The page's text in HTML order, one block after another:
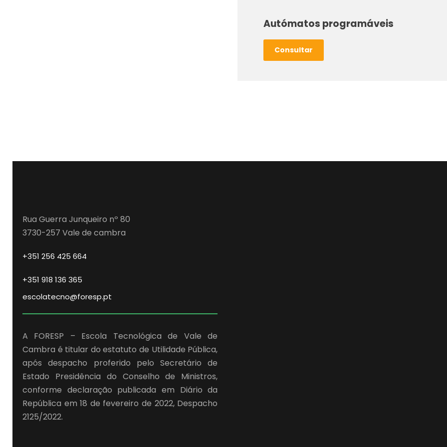
Autómatos programáveis
Consultar
Rua Guerra Junqueiro nº 80
3730-257 Vale de cambra
+351 256 425 664
+351 918 136 365
escolatecno@foresp.pt
A FORESP – Escola Tecnológica de Vale de
Cambra é titular do estatuto de Utilidade Pública,
após despacho proferido pelo Secretário de
Estado Presidência do Conselho de Ministros,
conforme declaração publicada em Diário da
República em 18 de fevereiro de 2022, Despacho
2125/2022.